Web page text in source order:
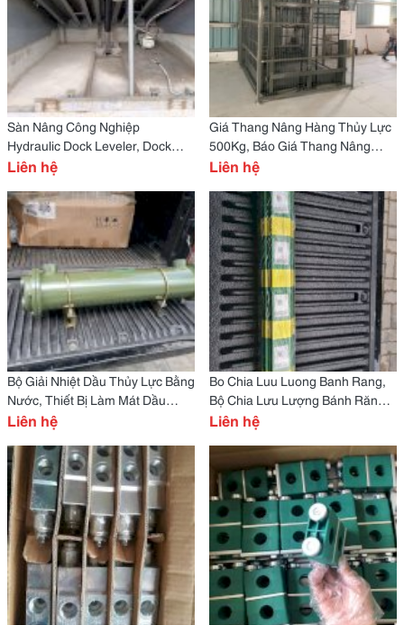
Sàn Nâng Công Nghiệp
Hydraulic Dock Leveler, Dock
Leveler, Sàn Nâng Tự Độn
Liên hệ
Giá Thang Nâng Hàng Thủy Lực
500Kg, Báo Giá Thang Nâng
Hàng Thủy Lực, Mua Thang
Nẵng,
Liên hệ
Bộ Giải Nhiệt Dầu Thủy Lực Bằng
Nước, Thiết Bị Làm Mát Dầu
Thủy Lực
Liên hệ
Bo Chia Luu Luong Banh Rang,
Bộ Chia Lưu Lượng Bánh Răng
Chính Hãng
Liên hệ